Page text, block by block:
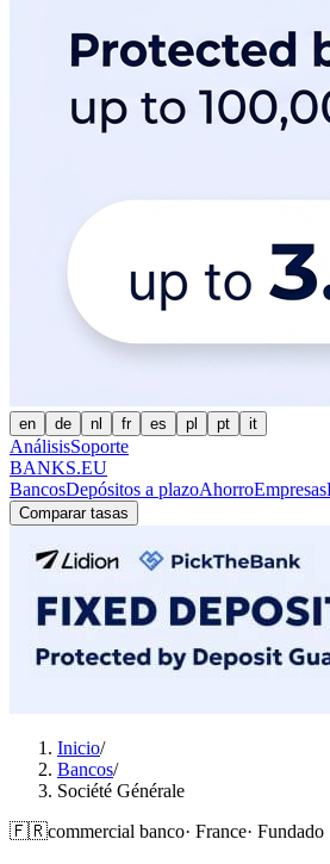
en de nl fr es pl pt it
AnálisisSoporte
BANKS.EU
BancosDepósitos a plazoAhorroEmpresas
Comparar tasas
Inicio/
Bancos/
Société Générale
🇫🇷commercial banco· France· Fundado